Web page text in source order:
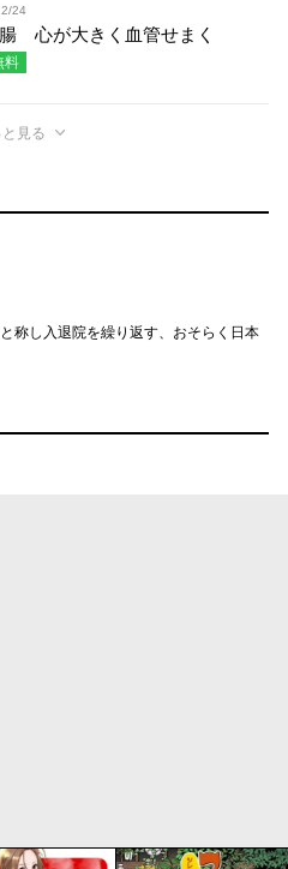
24
心が大きく血管せまく
料
と見る
称し入退院を繰り返す、おそらく日本